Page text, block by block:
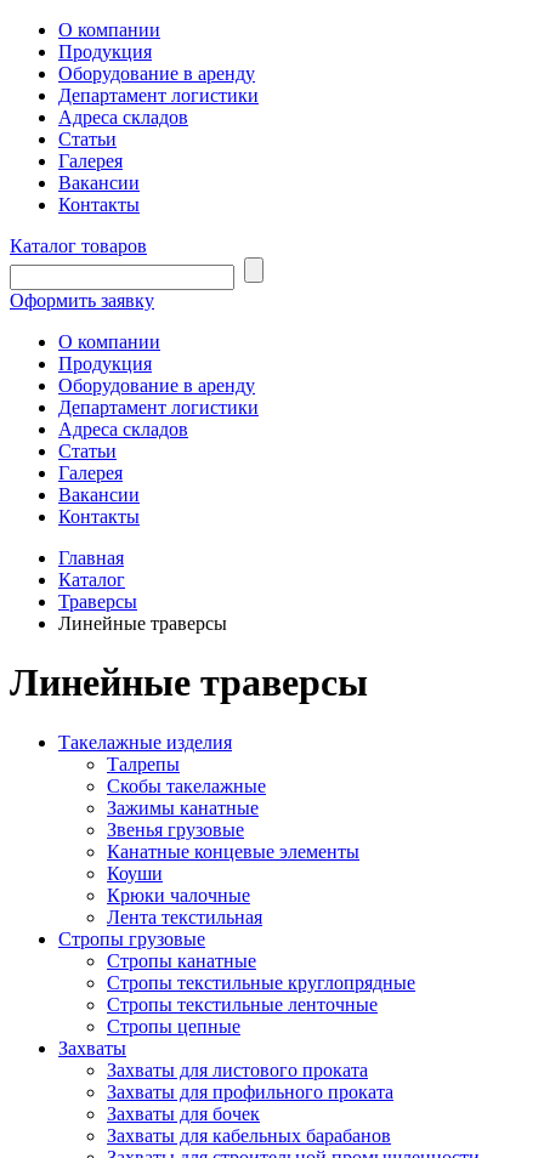
О компании
Продукция
Оборудование в аренду
Департамент логистики
Адреса складов
Статьи
Галерея
Вакансии
Контакты
Каталог товаров
Оформить заявку
О компании
Продукция
Оборудование в аренду
Департамент логистики
Адреса складов
Статьи
Галерея
Вакансии
Контакты
Главная
Каталог
Траверсы
Линейные траверсы
Линейные траверсы
Такелажные изделия
Талрепы
Скобы такелажные
Зажимы канатные
Звенья грузовые
Канатные концевые элементы
Коуши
Крюки чалочные
Лента текстильная
Стропы грузовые
Стропы канатные
Стропы текстильные круглопрядные
Стропы текстильные ленточные
Стропы цепные
Захваты
Захваты для листового проката
Захваты для профильного проката
Захваты для бочек
Захваты для кабельных барабанов